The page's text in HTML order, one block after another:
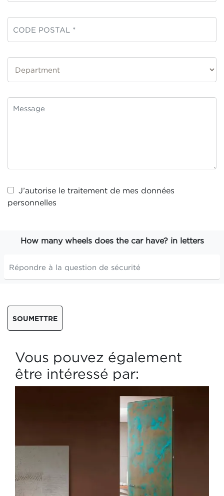
J’autorise le traitement de mes données
personnelles
How many wheels does the car have? in letters
SOUMETTRE
Vous pouvez également
être intéressé par: